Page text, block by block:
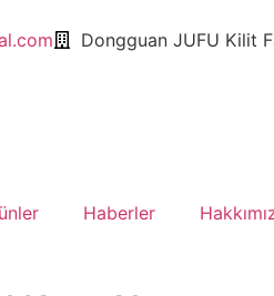
​Dongguan JUFU Kilit
​Haberler